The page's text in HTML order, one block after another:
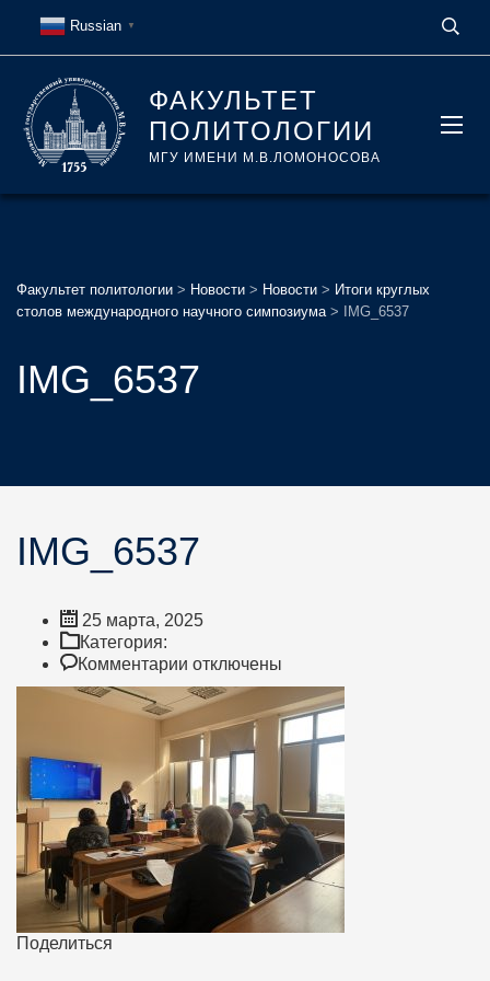
ФАКУЛЬТЕТ
ПОЛИТОЛОГИИ
МГУ ИМЕНИ М.В.ЛОМОНОСОВА
Факультет политологии > Новости > Новости > Итоги круглых
столов международного научного симпозиума> IMG_6537
IMG_6537
IMG_6537
25 марта, 2025
Категория:
Комментарии к
записи
IMG_6537
отключены
Поделиться
Russian ▼